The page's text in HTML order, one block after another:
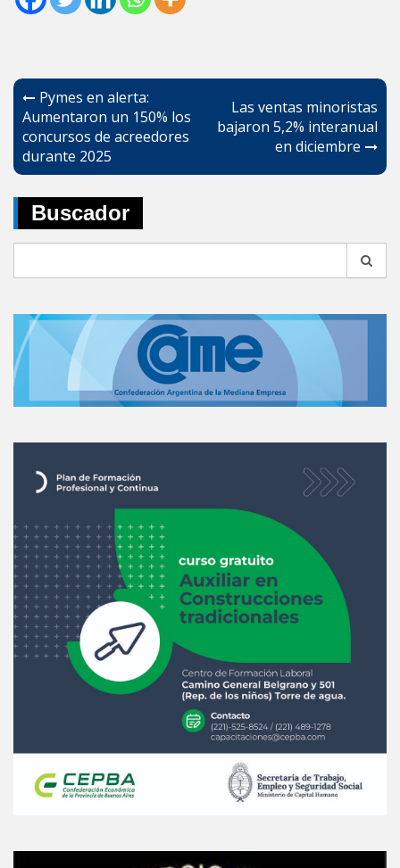
Navegación
de
entradas
Pymes en alerta:
Aumentaron un 150% los
concursos de acreedores
durante 2025
Las ventas minoristas
bajaron 5,2% interanual
en diciembre
Buscador